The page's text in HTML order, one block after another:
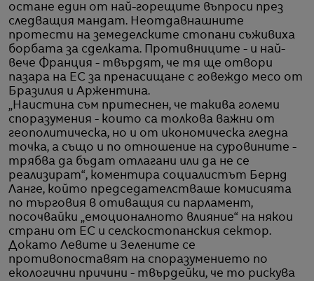
остане един от най-горещите въпроси през
следващия мандат. Неотдавнашните
протести на земеделските стопани съживиха
борбата за сделката. Противниците - и най-
вече Франция - твърдят, че тя ще отвори
пазара на ЕС за пренасищане с говеждо месо от
Бразилия и Аржентина.
„Наистина съм притеснен, че такива големи
споразумения - които са толкова важни от
геополитическа, но и от икономическа гледна
точка, а също и по отношение на суровините -
трябва да бъдат отлагани или да не се
реализират“, коментира социалистът Бернд
Ланге, който председателстваше комисията
по търговия в отиващия си парламент,
посочвайки „емоционалното влияние“ на някои
страни от ЕС и селскостопанския сектор.
Докато Левите и Зелените се
противопоставят на споразумението по
екологични причини - твърдейки, че то рискува